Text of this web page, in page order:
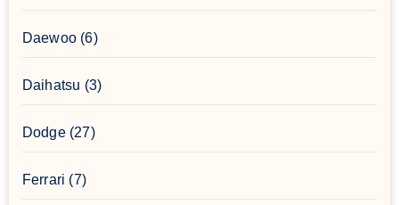
Daewoo(6)
Daihatsu (3)
Dodge(27)
Ferrari (7)